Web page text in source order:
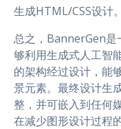
生成HTML/CSS设计。
总之，BannerGen是
够利用生成式人工智
的架构经过设计，能
景元素。最终设计生
整，并可嵌入到任何
在减少图形设计过程